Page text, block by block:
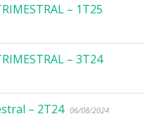
– 1T25
– 3T24
– 2T24 06/08/2024